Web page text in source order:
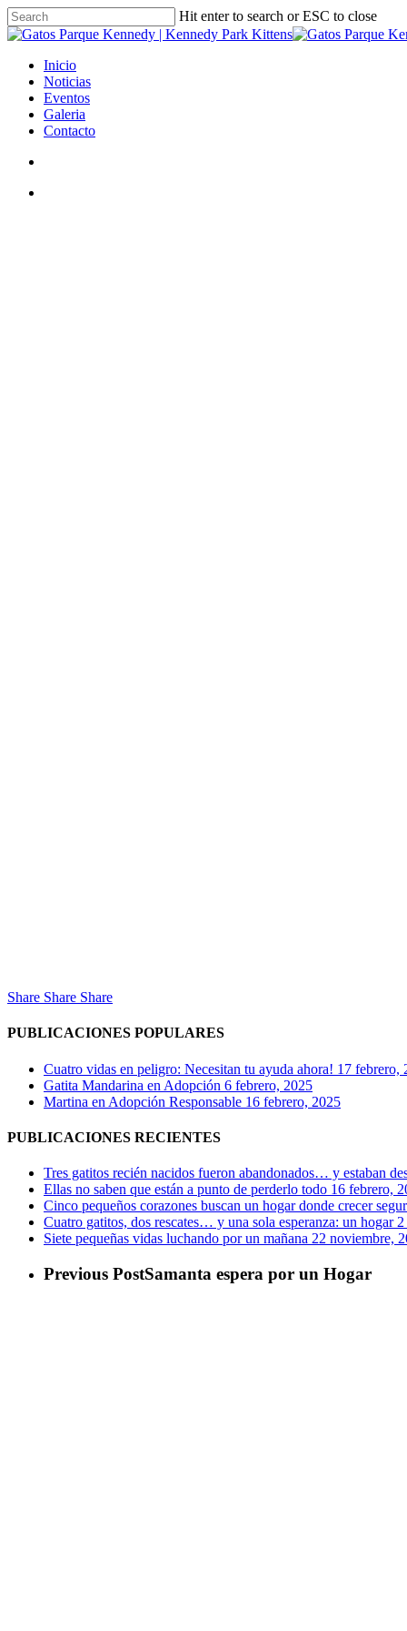
Skip
to
content
Hit enter to search or ESC to close
Close
search
Menu
Inicio
Noticias
Eventos
Galeria
Contacto
Share Share Share
PUBLICACIONES POPULARES
Cuatro vidas en peligro: Necesitan tu ayuda ahora! 17 febrero,
Gatita Mandarina en Adopción 6 febrero, 2025
Martina en Adopción Responsable 16 febrero, 2025
PUBLICACIONES RECIENTES
Tres gatitos recién nacidos fueron abandonados… y estaban
Ellas no saben que están a punto de perderlo todo 16 febrero,
Cinco pequeños corazones buscan un hogar donde crecer
Cuatro gatitos, dos rescates… y una sola esperanza: un hogar
Siete pequeñas vidas luchando por un mañana 22 noviembre,
Previous PostSamanta espera por un Hogar